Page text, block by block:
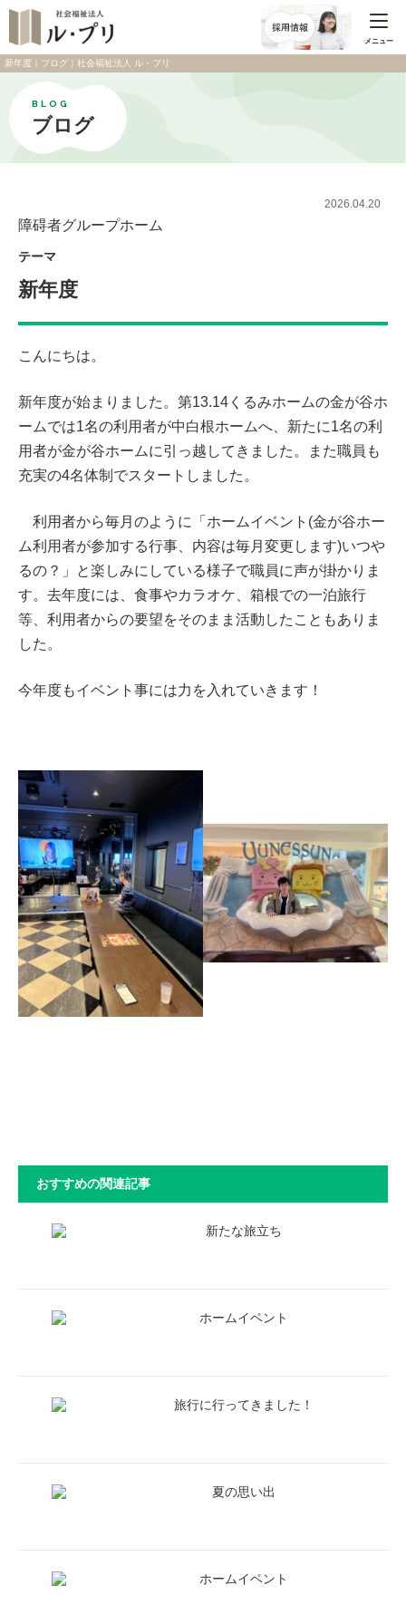
メニュー
新年度｜ブログ｜社会福祉法人 ル・プリ
BLOG
ブログ
2026.04.20
障碍者グループホーム
テーマ
新年度
こんにちは。
新年度が始まりました。第13.14くるみホームの金が谷ホ
ームでは1名の利用者が中白根ホームへ、新たに1名の利
用者が金が谷ホームに引っ越してきました。また職員も
充実の4名体制でスタートしました。
利用者から毎月のように「ホームイベント(金が谷ホー
ム利用者が参加する行事、内容は毎月変更します)いつや
るの？」と楽しみにしている様子で職員に声が掛かりま
す。去年度には、食事やカラオケ、箱根での一泊旅行
等、利用者からの要望をそのまま活動したこともありま
した。
今年度もイベント事には力を入れていきます！
おすすめの関連記事
新たな旅立ち
ホームイベント
旅行に行ってきました！
夏の思い出
ホームイベント